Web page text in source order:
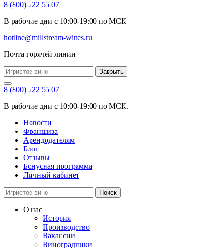
8 (800) 222 55 07
В рабочие дни с 10:00-19:00 по МСК
hotline@millstream-wines.ru
Почта горячей линии
Закрыть
8 (800) 222 55 07
В рабочие дни с 10:00-19:00 по МСК.
Новости
Франшиза
Арендодателям
Блог
Отзывы
Бонусная программа
Личный кабинет
Поиск
О нас
История
Производство
Вакансии
Виноградники